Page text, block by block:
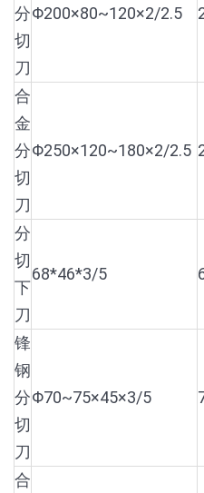
分
切
刀
Φ200×80~120×2/2.5
合
金
分
切
刀
Φ250×120~180×2/2.5
分
切
下
刀
68*46*3/5
锋
钢
分
切
刀
Φ70~75×45×3/5
合